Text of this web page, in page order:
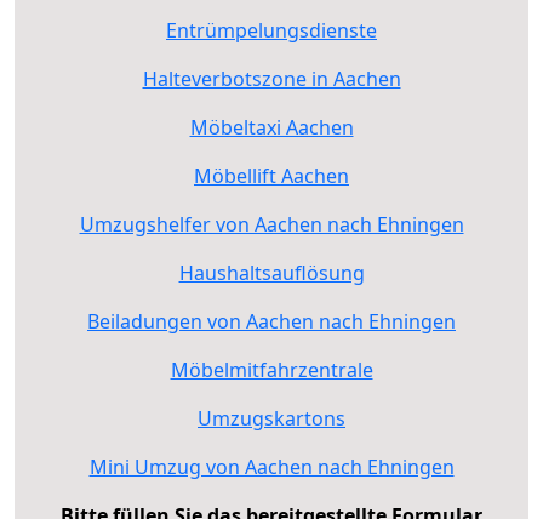
Entrümpelungsdienste
Halteverbotszone in Aachen
Möbeltaxi Aachen
Möbellift Aachen
Umzugshelfer von Aachen nach Ehningen
Haushaltsauflösung
Beiladungen von Aachen nach Ehningen
Möbelmitfahrzentrale
Umzugskartons
Mini Umzug von Aachen nach Ehningen